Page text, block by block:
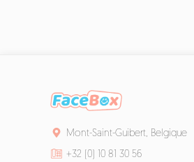
Mont-Saint-Guibert, Belgique
+32 (0) 10 81 30 56